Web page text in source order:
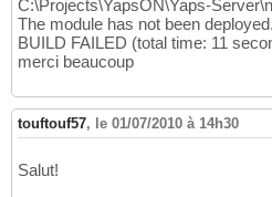
C:\Projects\YapsON\Yaps-
The module has not been deployed.
BUILD FAILED (total time: 11
merci beaucoup
touftouf57, le 01/07/2010 à 14h30
Salut!